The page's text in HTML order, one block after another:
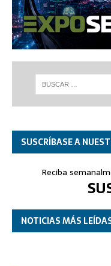
SUSCRÍBASE A
Reciba
NOTICIAS MÁS